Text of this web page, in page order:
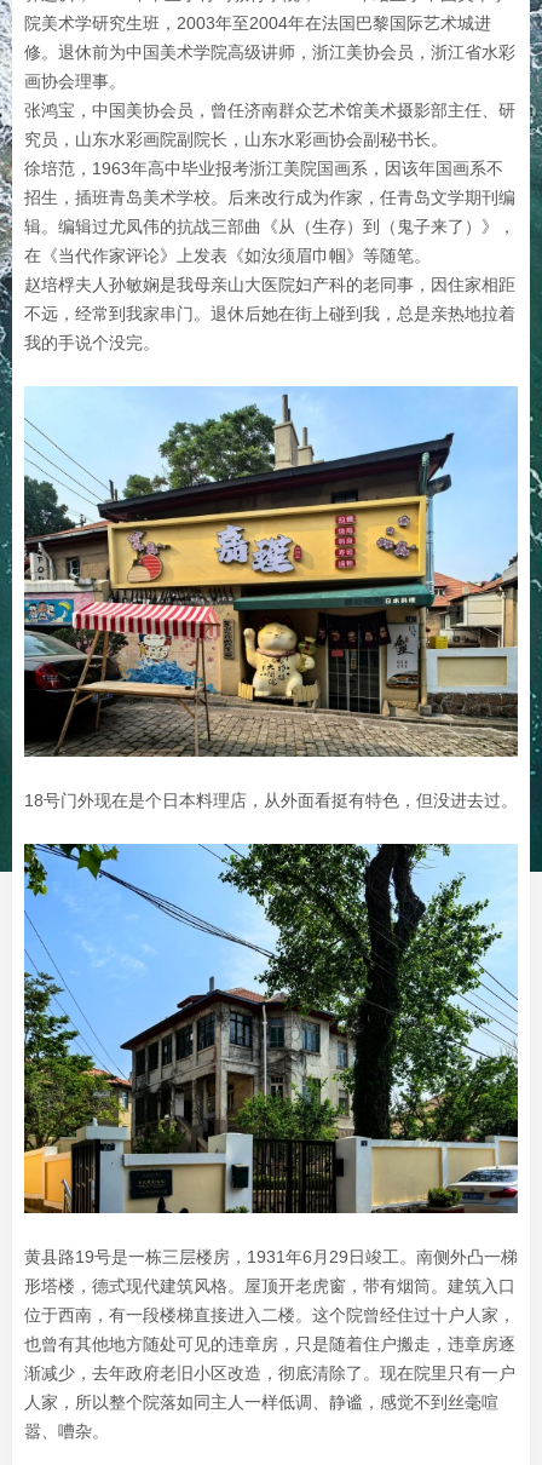
院美术学研究生班，2003年至2004年在法国巴黎国际艺术城进
修。退休前为中国美术学院高级讲师，浙江美协会员，浙江省水彩
画协会理事。
张鸿宝，中国美协会员，曾任济南群众艺术馆美术摄影部主任、研
究员，山东水彩画院副院长，山东水彩画协会副秘书长。
徐培范，1963年高中毕业报考浙江美院国画系，因该年国画系不
招生，插班青岛美术学校。后来改行成为作家，任青岛文学期刊编
辑。编辑过尤凤伟的抗战三部曲《从（生存）到（鬼子来了）》，
在《当代作家评论》上发表《如汝须眉巾帼》等随笔。
赵培桴夫人孙敏娴是我母亲山大医院妇产科的老同事，因住家相距
不远，经常到我家串门。退休后她在街上碰到我，总是亲热地拉着
我的手说个没完。
18号门外现在是个日本料理店，从外面看挺有特色，但没进去过。
黄县路19号是一栋三层楼房，1931年6月29日竣工。南侧外凸一梯
形塔楼，德式现代建筑风格。屋顶开老虎窗，带有烟筒。建筑入口
位于西南，有一段楼梯直接进入二楼。这个院曾经住过十户人家，
也曾有其他地方随处可见的违章房，只是随着住户搬走，违章房逐
渐减少，去年政府老旧小区改造，彻底清除了。现在院里只有一户
人家，所以整个院落如同主人一样低调、静谧，感觉不到丝毫喧
嚣、嘈杂。